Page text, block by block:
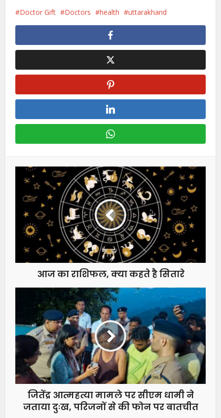
Doctor Gift Doctors health uttarakhand
आज का राशिफल, क्या कहते है सितारे
जितेंद्र आत्महत्या मामले पर सीएम धामी ने
जताया दुःख, परिजनों से की फोन पर बातचीत